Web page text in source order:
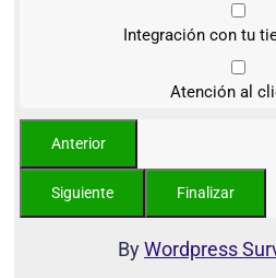
Integración con tu
Atención al
ByWordpress